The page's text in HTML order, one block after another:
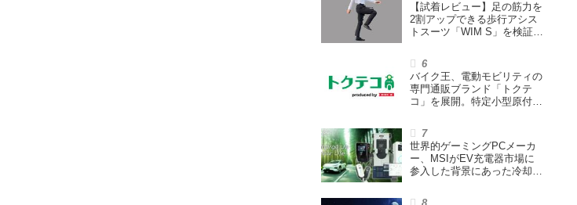
【試着レビュー】足の筋力を
2割アップできる歩行アシス
トスーツ「WIM S」を検証。
も言われる理由を探る
バイク王、電動モビリティの
専門通販ブランド「トクテ
コ」を展開。特定小型原付や
世界的ゲーミングPCメーカ
ー、MSIがEV充電器市場に
参入した背景にあった冷却技
回】